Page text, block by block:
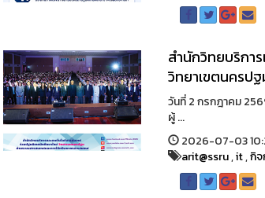
สำนักวิทยบริกา
วิทยาเขตนครป
วันที่ 2 กรกฎาคม
ผู้ ...
2026-07-03
arit@ssru,it,กิ